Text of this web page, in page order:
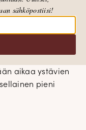
Haluan
(ei
ennen kaikkea
ristissä,
aikaa ystävien
pieni
sähköpostiisi!